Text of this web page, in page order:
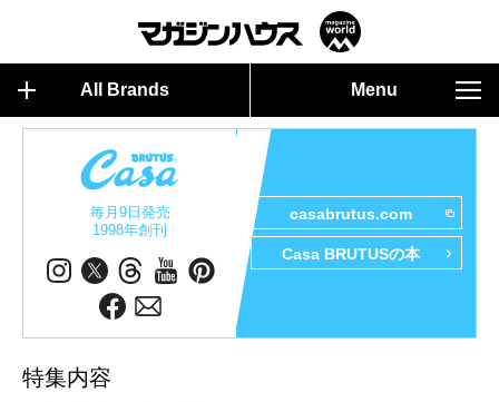
All Brands Menu
毎月9日発売
1998年創刊
casabrutus.com
Casa BRUTUSの本
特集内容